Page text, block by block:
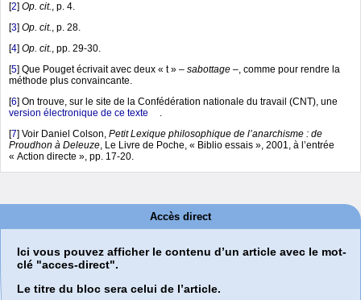
[2] Op. cit., p. 4.
[3] Op. cit., p. 28.
[4] Op. cit., pp. 29-30.
[5] Que Pouget écrivait avec deux « t » – sabottage –, comme pour rendre la
méthode plus convaincante.
[6] On trouve, sur le site de la Confédération nationale du travail (CNT), une
version électronique de ce texte
.
[7] Voir Daniel Colson, Petit Lexique philosophique de l’anarchisme : de
Proudhon à Deleuze, Le Livre de Poche, « Biblio essais », 2001, à l’entrée
« Action directe », pp. 17-20.
Accès direct
Ici vous pouvez afficher le contenu d’un article avec le mot-
clé "acces-direct".
Le titre du bloc sera celui de l’article.